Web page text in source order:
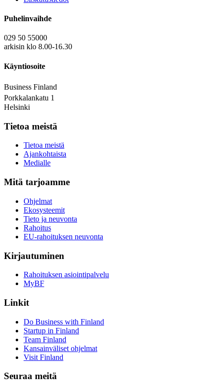
Puhelinvaihde
029 50 55000
arkisin klo 8.00-16.30
Käyntiosoite
Business Finland
Porkkalankatu 1
Helsinki
Tietoa meistä
Tietoa meistä
Ajankohtaista
Medialle
Mitä tarjoamme
Ohjelmat
Ekosysteemit
Tieto ja neuvonta
Rahoitus
EU-rahoituksen neuvonta
Kirjautuminen
Rahoituksen asiointipalvelu
MyBF
Linkit
Do Business with Finland
Startup in Finland
Team Finland
Kansainväliset ohjelmat
Visit Finland
Seuraa meitä